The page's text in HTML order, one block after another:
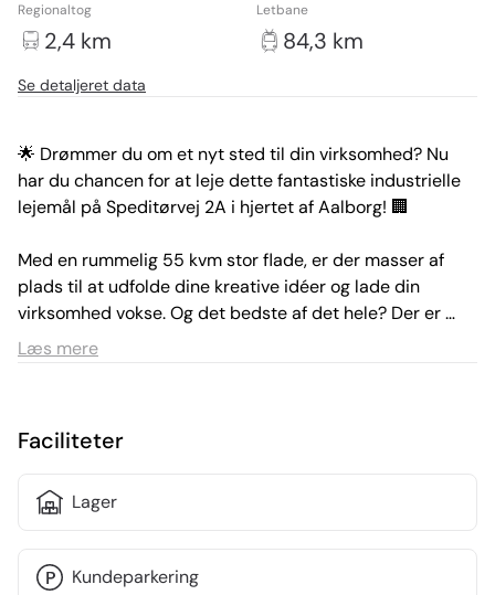
Regionaltog
2,4 km
Letbane
84,3 km
Se detaljeret data
🌟 Drømmer du om et nyt sted til din virksomhed? Nu
har du chancen for at leje dette fantastiske industrielle
lejemål på Speditørvej 2A i hjertet af Aalborg! 🏢
Med en rummelig 55 kvm stor flade, er der masser af
plads til at udfolde dine kreative idéer og lade din
virksomhed vokse. Og det bedste af det hele? Der er
kundeparkering lige udenfor, så dine kunder nemt kan
Læs mere
Faciliteter
Lager
Kundeparkering